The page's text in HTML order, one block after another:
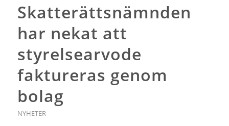
Skatterättsnämnden
har nekat att
styrelsearvode
faktureras genom
bolag
NYHETER